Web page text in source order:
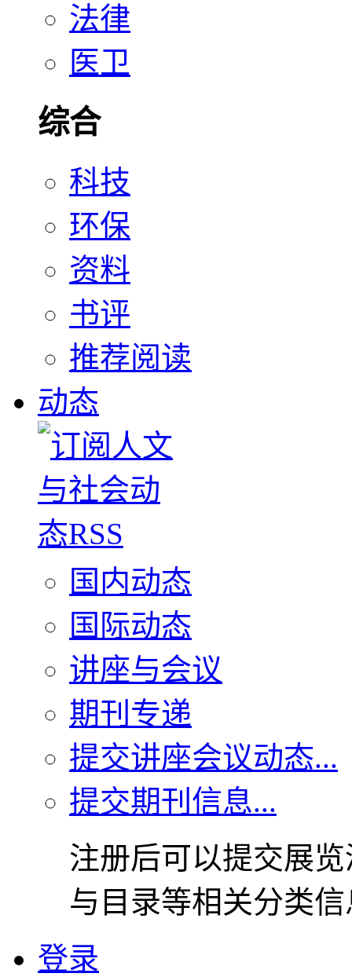
法律
医卫
综合
科技
环保
资料
书评
推荐阅读
动态
国内动态
国际动态
讲座与会议
期刊专递
提交讲座会议动态...
提交期刊信息...
注册后可以提交展
与目录等相关分类
登录